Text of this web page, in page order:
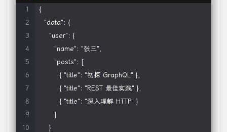
{
  "data": {
    "user": {
      "name": "张三",
      "posts": [
        { "title": "初探 GraphQL" },
        { "title": "REST 最佳实践" },
        { "title": "深入理解 HTTP" }
      ]
    }